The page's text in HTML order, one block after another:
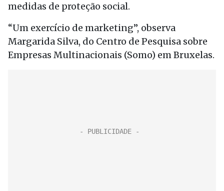
medidas de proteção social.
“Um exercício de marketing”, observa
Margarida Silva, do Centro de Pesquisa sobre
Empresas Multinacionais (Somo) em Bruxelas.